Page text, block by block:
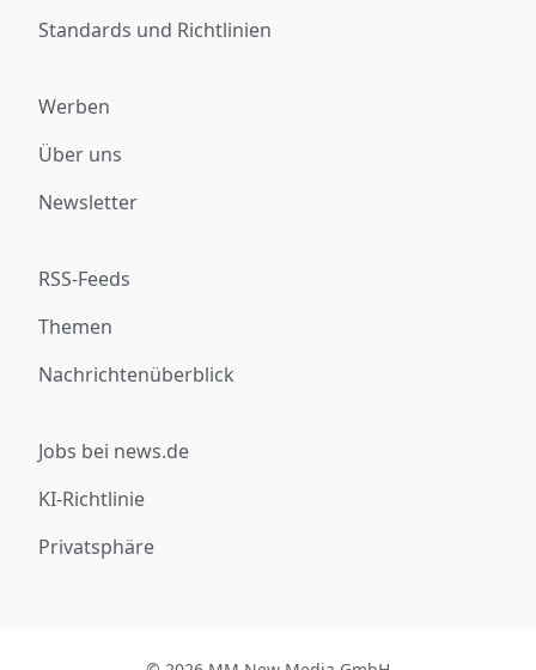
Standards und Richtlinien
Werben
Über uns
Newsletter
RSS-Feeds
Themen
Nachrichtenüberblick
Jobs bei news.de
KI-Richtlinie
Privatsphäre